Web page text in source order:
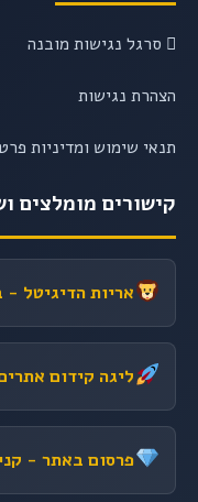
סרגל נגישות מובנה
הצהרת נגישות
תנאי שימוש ומדיניות
קישורים מומלצים
אריות הדיגיטל -
ליגה קידום
פרסום באתר-